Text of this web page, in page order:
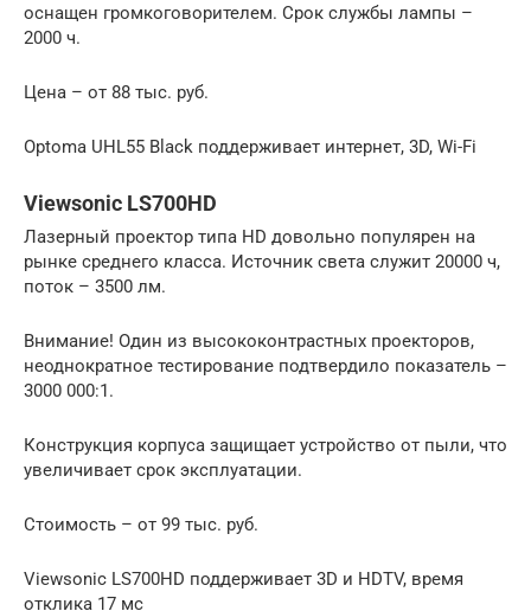
оснащен громкоговорителем. Срок службы лампы –
2000 ч.
Цена – от 88 тыс. руб.
Optoma UHL55 Black поддерживает интернет, 3D, Wi-Fi
Viewsonic LS700HD
Лазерный проектор типа HD довольно популярен на
рынке среднего класса. Источник света служит 20000 ч,
поток – 3500 лм.
Внимание! Один из высококонтрастных проекторов,
неоднократное тестирование подтвердило показатель –
3000 000:1.
Конструкция корпуса защищает устройство от пыли, что
увеличивает срок эксплуатации.
Стоимость – от 99 тыс. руб.
Viewsonic LS700HD поддерживает 3D и HDTV, время
отклика 17 мс